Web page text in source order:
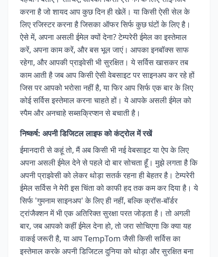
करना है जो शायद आप कुछ दिन ही खेलें। या किसी ऐसी सेल के
लिए रजिस्टर करना है जिसका ऑफर सिर्फ कुछ घंटों के लिए है।
ऐसे में, अपना असली ईमेल क्यों देना? टेम्परेरी ईमेल का इस्तेमाल
करें, अपना काम करें, और बस भूल जाएं। आपका इनबॉक्स साफ
रहेगा, और आपकी प्राइवेसी भी सुरक्षित। ये सर्विस खासकर तब
काम आती है जब आप किसी ऐसी वेबसाइट पर साइनअप कर रहे हों
जिस पर आपको भरोसा नहीं है, या फिर आप सिर्फ एक बार के लिए
कोई सर्विस इस्तेमाल करना चाहते हों। ये आपके असली ईमेल को
स्पैम और अनचाहे सब्सक्रिप्शन से बचाती है।
निष्कर्ष: अपनी डिजिटल लाइफ को कंट्रोल में रखें
ईमानदारी से कहूं तो, मैं अब किसी भी नई वेबसाइट या ऐप के लिए
अपना असली ईमेल देने से पहले दो बार सोचता हूँ। मुझे लगता है कि
अपनी प्राइवेसी को लेकर थोड़ा सतर्क रहना ही बेहतर है। टेम्परेरी
ईमेल सर्विस ने मेरी इस चिंता को काफी हद तक कम कर दिया है। ये
सिर्फ 'गुमनाम साइनअप' के लिए ही नहीं, बल्कि क्रॉस-बॉर्डर
ट्रांजैक्शन में भी एक अतिरिक्त सुरक्षा परत जोड़ता है। तो अगली
बार, जब आपको कहीं ईमेल देना हो, तो जरा सोचिएगा कि क्या यह
वाकई जरूरी है, या आप TempTom जैसी किसी सर्विस का
इस्तेमाल करके अपनी डिजिटल दुनिया को थोड़ा और सुरक्षित बना